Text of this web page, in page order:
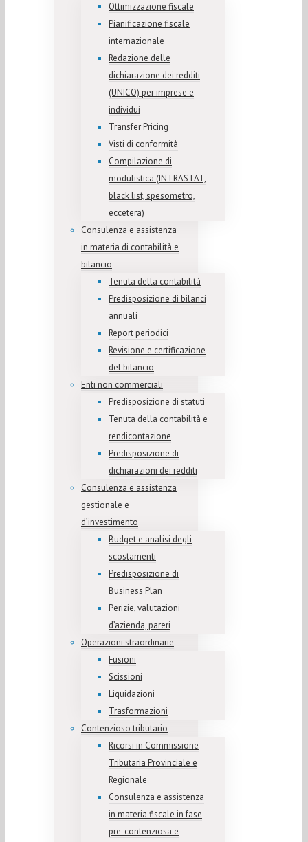
Ottimizzazione fiscale
Pianificazione fiscale
internazionale
Redazione delle
dichiarazione dei redditi
(UNICO) per imprese e
individui
Transfer Pricing
Visti di conformità
Compilazione di
modulistica (INTRASTAT,
black list, spesometro,
eccetera)
Consulenza e assistenza
in materia di contabilità e
bilancio
Tenuta della contabilità
Predisposizione di bilanci
annuali
Report periodici
Revisione e certificazione
del bilancio
Enti non commerciali
Predisposizione di statuti
Tenuta della contabilità e
rendicontazione
Predisposizione di
dichiarazioni dei redditi
Consulenza e assistenza
gestionale e
d’investimento
Budget e analisi degli
scostamenti
Predisposizione di
Business Plan
Perizie, valutazioni
d’azienda, pareri
Operazioni straordinarie
Fusioni
Scissioni
Liquidazioni
Trasformazioni
Contenzioso tributario
Ricorsi in Commissione
Tributaria Provinciale e
Regionale
Consulenza e assistenza
in materia fiscale in fase
pre-contenziosa e